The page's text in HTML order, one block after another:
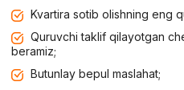
Kvartira sotib olishning eng
Quruvchi taklif qilayotgan
beramiz;
Butunlay bepul maslahat;